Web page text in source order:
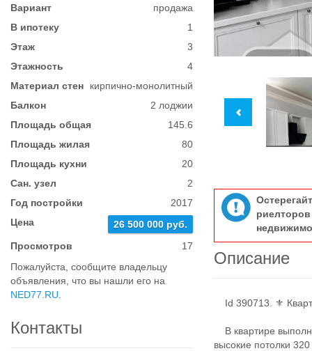
Вариант
продажа
В ипотеку
1
Этаж
3
Этажность
4
Материал стен
кирпично-монолитный
Балкон
2 лоджии
Площадь общая
145.6
Площадь жилая
80
Площадь кухни
20
Сан. узел
2
Год постройки
2017
Цена
26 500 000 руб.
Просмотров
17
Пожалуйста, сообщите владельцу
объявления, что вы нашли его на
NED77.RU
Контакты
Описание
Id 390713. ⚜️
В квартире
высокие потолки